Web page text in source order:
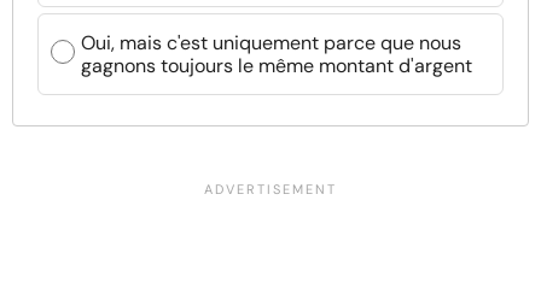
Oui, mais c'est uniquement parce que nous
gagnons toujours le même montant d'argent